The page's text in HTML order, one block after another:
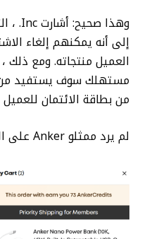
إلى أنه يمكنهم إلغاء
العميل منتجاته. ومع
من بطاقة الائتمان
لم يرد ممثلو Anker على الفور على طلب للتعليق.